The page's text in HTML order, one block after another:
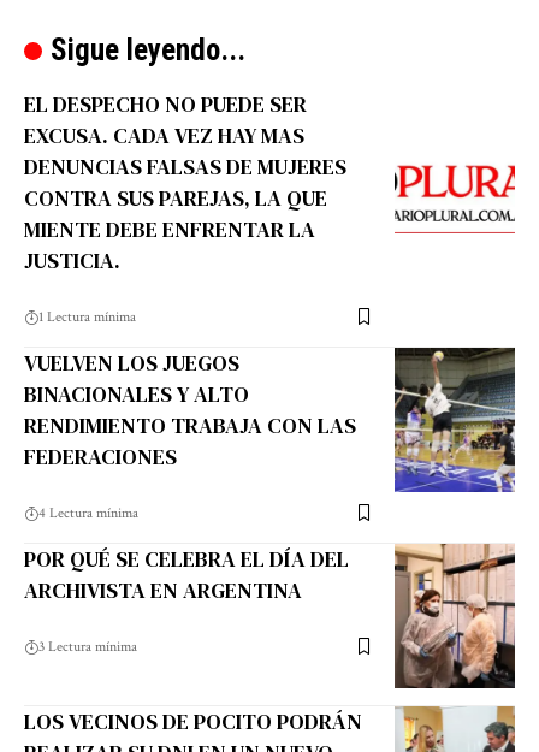
Sigue leyendo...
EL DESPECHO NO PUEDE SER
EXCUSA. CADA VEZ HAY MAS
DENUNCIAS FALSAS DE MUJERES
CONTRA SUS PAREJAS, LA QUE
MIENTE DEBE ENFRENTAR LA
JUSTICIA.
1 Lectura mínima
VUELVEN LOS JUEGOS
BINACIONALES Y ALTO
RENDIMIENTO TRABAJA CON LAS
FEDERACIONES
4 Lectura mínima
POR QUÉ SE CELEBRA EL DÍA DEL
ARCHIVISTA EN ARGENTINA
3 Lectura mínima
LOS VECINOS DE POCITO PODRÁN